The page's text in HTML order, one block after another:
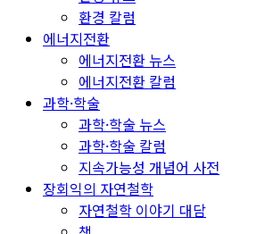
환경 칼럼
에너지전환
에너지전환 뉴스
에너지전환 칼럼
과학·학술
과학·학술 뉴스
과학·학술 칼럼
지속가능성 개념어 사전
장회익의 자연철학
자연철학 이야기 대담